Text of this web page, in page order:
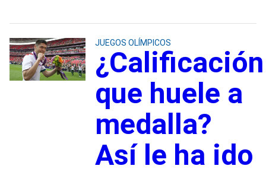
JUEGOS OLÍMPICOS
¿Calificación
que huele a
medalla?
Así le ha ido